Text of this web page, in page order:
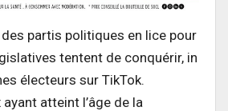
partis politiques en lice pour
tentent de conquérir, in
électeurs sur TikTok.
atteint l’âge de la